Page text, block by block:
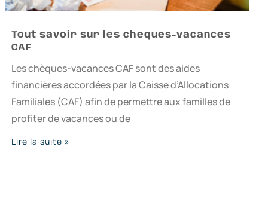
Tout savoir sur les cheques-vacances
CAF
Les chèques-vacances CAF sont des aides
financières accordées par la Caisse d’Allocations
Familiales (CAF) afin de permettre aux familles de
profiter de vacances ou de
Lire la suite »